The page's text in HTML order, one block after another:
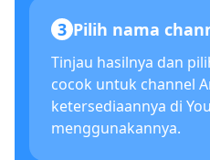
3 Pilih nama
Tinjau hasilnya dan
cocok untuk channel
ketersediaannya di
menggunakannya.